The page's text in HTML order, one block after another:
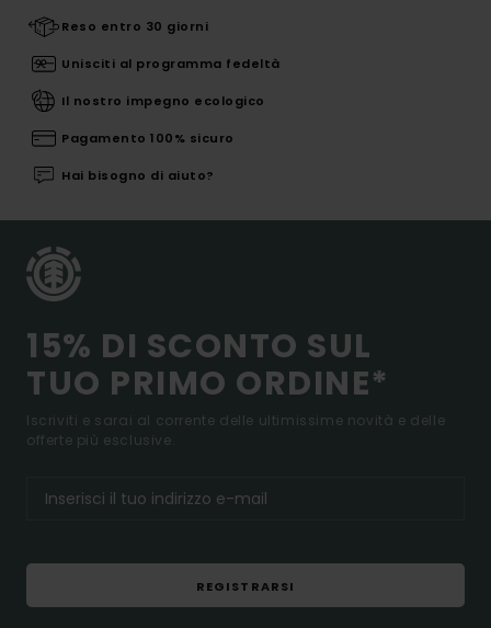
Reso entro 30 giorni
Unisciti al programma fedeltà
Il nostro impegno ecologico
Pagamento 100% sicuro
Hai bisogno di aiuto?
15% DI SCONTO SUL
TUO PRIMO ORDINE*
Iscriviti e sarai al corrente delle ultimissime novità e delle
offerte più esclusive.
REGISTRARSI